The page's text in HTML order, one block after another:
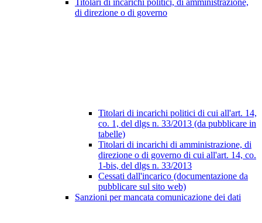
Titolari di incarichi politici, di amministrazione,
di direzione o di governo
Titolari di incarichi politici di cui all'art. 14,
co. 1, del dlgs n. 33/2013 (da pubblicare in
tabelle)
Titolari di incarichi di amministrazione, di
direzione o di governo di cui all'art. 14, co.
1-bis, del dlgs n. 33/2013
Cessati dall'incarico (documentazione da
pubblicare sul sito web)
Sanzioni per mancata comunicazione dei dati